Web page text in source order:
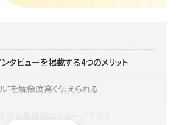
タビューを掲載する4つのメリット
”を解像度高く伝えられる